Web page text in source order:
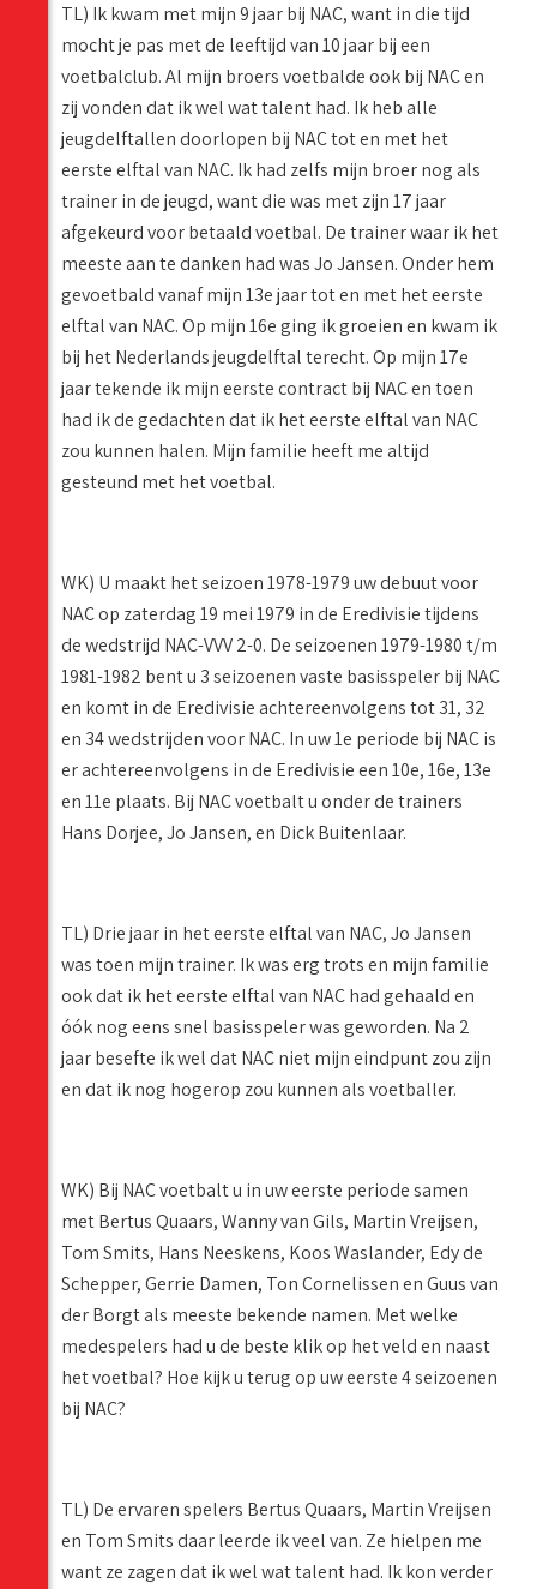
TL) Ik kwam met mijn 9 jaar bij NAC, want in die tijd
mocht je pas met de leeftijd van 10 jaar bij een
voetbalclub. Al mijn broers voetbalde ook bij NAC en
zij vonden dat ik wel wat talent had. Ik heb alle
jeugdelftallen doorlopen bij NAC tot en met het
eerste elftal van NAC. Ik had zelfs mijn broer nog als
trainer in de jeugd, want die was met zijn 17 jaar
afgekeurd voor betaald voetbal. De trainer waar ik het
meeste aan te danken had was Jo Jansen. Onder hem
gevoetbald vanaf mijn 13e jaar tot en met het eerste
elftal van NAC. Op mijn 16e ging ik groeien en kwam ik
bij het Nederlands jeugdelftal terecht. Op mijn 17e
jaar tekende ik mijn eerste contract bij NAC en toen
had ik de gedachten dat ik het eerste elftal van NAC
zou kunnen halen. Mijn familie heeft me altijd
gesteund met het voetbal.
WK) U maakt het seizoen 1978-1979 uw debuut voor
NAC op zaterdag 19 mei 1979 in de Eredivisie tijdens
de wedstrijd NAC-VVV 2-0. De seizoenen 1979-1980 t/m
1981-1982 bent u 3 seizoenen vaste basisspeler bij NAC
en komt in de Eredivisie achtereenvolgens tot 31, 32
en 34 wedstrijden voor NAC. In uw 1e periode bij NAC is
er achtereenvolgens in de Eredivisie een 10e, 16e, 13e
en 11e plaats. Bij NAC voetbalt u onder de trainers
Hans Dorjee, Jo Jansen, en Dick Buitenlaar.
TL) Drie jaar in het eerste elftal van NAC, Jo Jansen
was toen mijn trainer. Ik was erg trots en mijn familie
ook dat ik het eerste elftal van NAC had gehaald en
óók nog eens snel basisspeler was geworden. Na 2
jaar besefte ik wel dat NAC niet mijn eindpunt zou zijn
en dat ik nog hogerop zou kunnen als voetballer.
WK) Bij NAC voetbalt u in uw eerste periode samen
met Bertus Quaars, Wanny van Gils, Martin Vreijsen,
Tom Smits, Hans Neeskens, Koos Waslander, Edy de
Schepper, Gerrie Damen, Ton Cornelissen en Guus van
der Borgt als meeste bekende namen. Met welke
medespelers had u de beste klik op het veld en naast
het voetbal? Hoe kijk u terug op uw eerste 4 seizoenen
bij NAC?
TL) De ervaren spelers Bertus Quaars, Martin Vreijsen
en Tom Smits daar leerde ik veel van. Ze hielpen me
want ze zagen dat ik wel wat talent had. Ik kon verder